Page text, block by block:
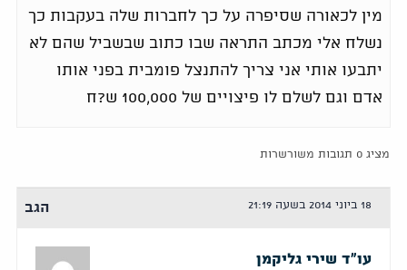
מין לכאורה שסיפרה על כך לחברות שלה בעקבות כך
נשלח אלי מכתב התראה שבו כתוב שבשביל שהם לא
יתבעו אותי אני צריך להתנצל פומבית בפני אותו
אדם וגם לשלם לו פיצויים של 100,000 ש?ח
מציג 0 תגובות משורשרות
18 ביוני 2014 בשעה 21:19 הגב
עו"ד שירי גליקמן